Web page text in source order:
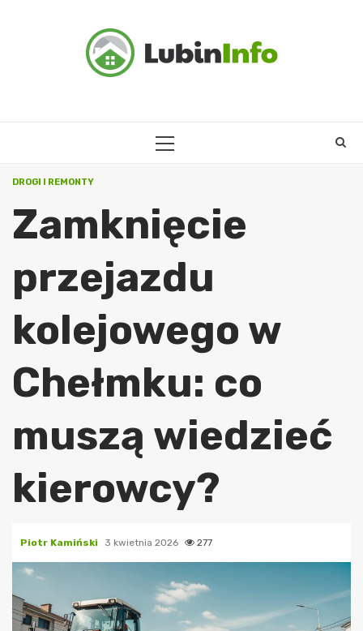
PRIMARY
DROGI I REMONTY
Zamknięcie
przejazdu
kolejowego w
Chełmku: co
muszą wiedzieć
kierowcy?
Piotr Kamiński 3 kwietnia 2026 277